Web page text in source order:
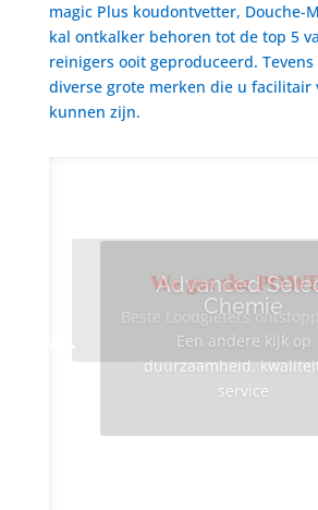
magic Plus koudontvetter, Douche-
kal ontkalker behoren tot de top 5
reinigers ooit geproduceerd.
diverse grote merken die u facilitair
kunnen zijn.
Advanced
Chemie
Een andere kijk op
duurzaamheid,
service
We got the
Beste Loodgieters